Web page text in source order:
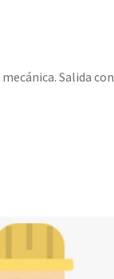
Salida con